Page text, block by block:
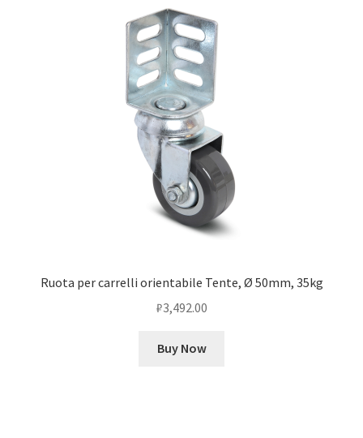
Ruota per carrelli orientabile Tente, Ø 50mm, 35kg
₽3,492.00
Buy Now